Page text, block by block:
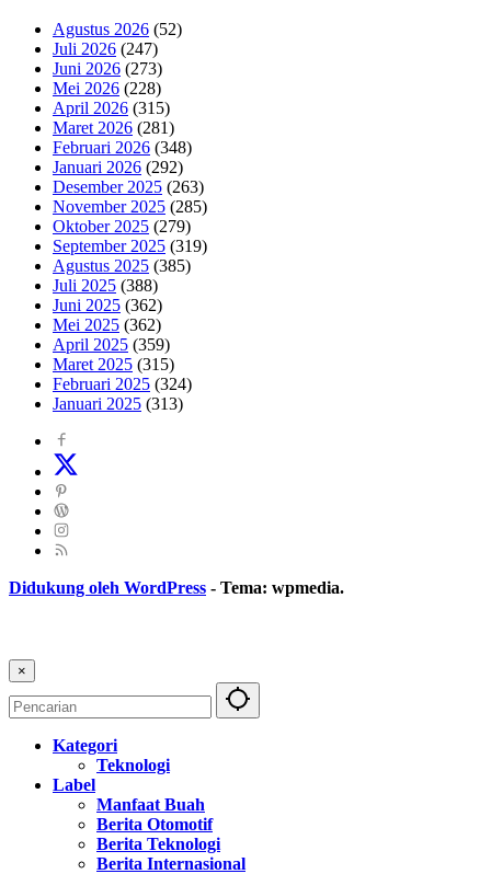
Agustus 2026 (52)
Juli 2026 (247)
Juni 2026 (273)
Mei 2026 (228)
April 2026 (315)
Maret 2026 (281)
Februari 2026 (348)
Januari 2026 (292)
Desember 2025 (263)
November 2025 (285)
Oktober 2025 (279)
September 2025 (319)
Agustus 2025 (385)
Juli 2025 (388)
Juni 2025 (362)
Mei 2025 (362)
April 2025 (359)
Maret 2025 (315)
Februari 2025 (324)
Januari 2025 (313)
Didukung oleh WordPress - Tema: wpmedia.
×
Kategori
Teknologi
Label
Manfaat Buah
Berita Otomotif
Berita Teknologi
Berita Internasional